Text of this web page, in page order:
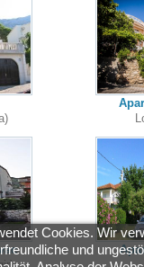
Cookies. Wir
und